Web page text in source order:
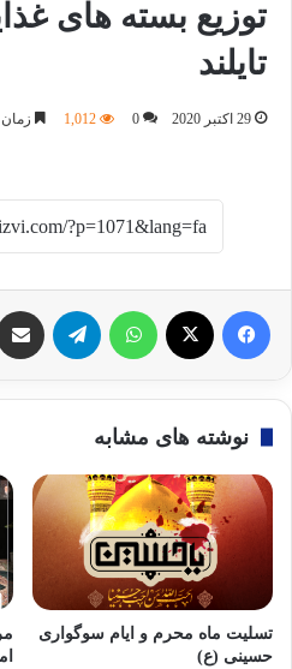
توزیع بسته های
تایلند
29 اکتبر 2020 0
1,012
نوشته های مشابه
تسلیت ماه محرم و ایام سوگواری
حسینی (ع)